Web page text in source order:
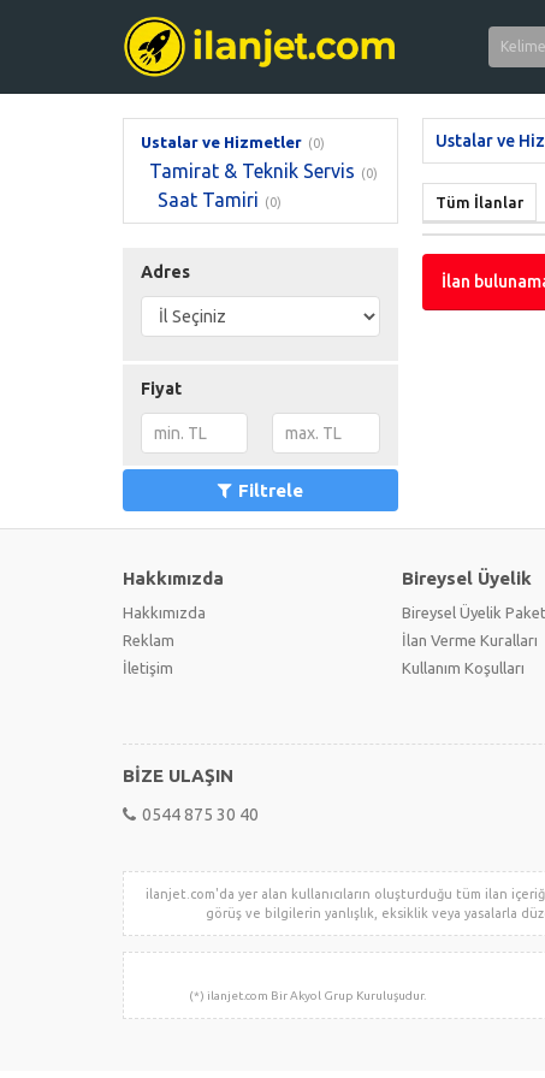
Ustalar ve Hizmetler (0)
Tamirat & Teknik Servis (0)
Saat Tamiri (0)
Adres
Fiyat
Filtrele
Ustalar ve
Tüm İlanlar
İlan
Hakkımızda
Hakkımızda
Reklam
İletişim
Bireysel Üyelik
Bireysel Üyelik
İlan Verme Kuralları
Kullanım Koşulları
BİZE ULAŞIN
0544 875 30 40
ilanjet.com'da yer alan kullanıcıların oluşturduğu tüm ilan
görüş ve bilgilerin yanlışlık, eksiklik veya yasalarla
(*) ilanjet.com Bir Akyol